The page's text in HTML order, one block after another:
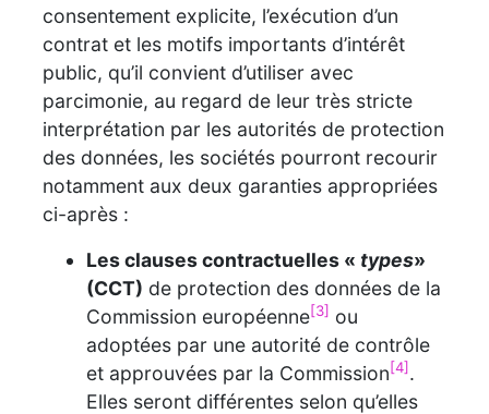
consentement explicite, l’exécution d’un
contrat et les motifs importants d’intérêt
public, qu’il convient d’utiliser avec
parcimonie, au regard de leur très stricte
interprétation par les autorités de protection
des données, les sociétés pourront recourir
notamment aux deux garanties appropriées
ci-après :
Les clauses contractuelles « types»
(CCT) de protection des données de la
Commission européenne[3] ou
adoptées par une autorité de contrôle
et approuvées par la Commission[4] .
Elles seront différentes selon qu’elles